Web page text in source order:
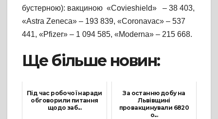
бустерною): вакциною «Covieshield» – 38 403,
«Astra Zeneca» – 193 839, «Coronavac» – 537
441, «Pfizer» – 1 094 585, «Moderna» – 215 668.
Ще більше новин:
Під час робочої наради
обговорили питання
щодо заб...
За останню добу на
Львівщині
провакцинували 6820
о...